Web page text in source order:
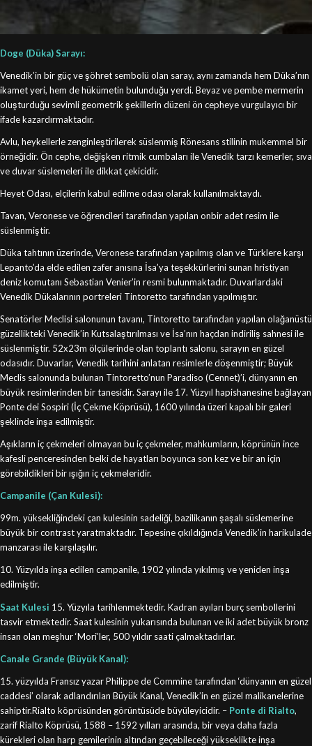
Doge (Düka) Sarayı:
Venedik’in bir güç ve şöhret sembolü olan saray, aynı zamanda hem Düka’nın
ikamet yeri, hem de hükümetin bulunduğu yerdi. Beyaz ve pembe mermerin
oluşturduğu sevimli geometrik şekillerin düzeni ön cepheye vurgulayıcı bir
ifade kazardırmaktadır.
Avlu, heykellerle zenginleştirilerek süslenmiş Rönesans stilinin mukemmel bir
örneğidir. Ön cephe, değişken ritmik cumbaları ile Venedik tarzı kemerler, sıva
ve duvar süslemeleri ile dikkat çekicidir.
Heyet Odası, elçilerin kabul edilme odası olarak kullanılmaktaydı.
Tavan, Veronese ve öğrencileri tarafından yapılan onbir adet resim ile
süslenmiştir.
Düka tahtının üzerinde, Veronese tarafından yapılmış olan ve Türklere karşı
Lepanto’da elde edilen zafer anısına İsa’ya teşekkürlerini sunan hristiyan
deniz komutanı Sebastian Venier’in resmi bulunmaktadır. Duvarlardaki
Venedik Dükalarının portreleri Tintoretto tarafından yapılmıştır.
Senatörler Meclisi salonunun tavanı, Tintoretto tarafından yapılan olağanüstü
güzellikteki Venedik’in Kutsalaştırılması ve İsa’nın haçdan indiriliş sahnesi ile
süslenmiştir. 52x23m ölçülerinde olan toplantı salonu, sarayın en güzel
odasıdır. Duvarlar, Venedik tarihini anlatan resimlerle döşenmiştir; Büyük
Meclis salonunda bulunan Tintoretto’nun Paradiso (Cennet)’i, dünyanın en
büyük resimlerinden bir tanesidir. Sarayı ile 17. Yüzyıl hapishanesine bağlayan
Ponte dei Sospiri (İç Çekme Köprüsü), 1600 yılında üzeri kapalı bir galeri
şeklinde inşa edilmiştir.
Aşıkların iç çekmeleri olmayan bu iç çekmeler, mahkumların, köprünün ince
kafesli penceresinden belki de hayatları boyunca son kez ve bir an için
görebildikleri bir ışığın iç çekmeleridir.
Campanile (Çan Kulesi):
99m. yüksekliğindeki çan kulesinin sadeliği, bazilikanın şaşalı süslemerine
büyük bir contrast yaratmaktadır. Tepesine çıkıldığında Venedik’in harikulade
manzarası ile karşılaşılır.
10. Yüzyılda inşa edilen campanile, 1902 yılında yıkılmış ve yeniden inşa
edilmiştir.
Saat Kulesi 15. Yüzyıla tarihlenmektedir. Kadran ayıları burç sembollerini
tasvir etmektedir. Saat kulesinin yukarısında bulunan ve iki adet büyük bronz
insan olan meşhur ‘Mori’ler, 500 yıldır saati çalmaktadırlar.
Canale Grande (Büyük Kanal):
15. yüzyılda Fransız yazar Philippe de Commine tarafından ‘dünyanın en güzel
caddesi’ olarak adlandırılan Büyük Kanal, Venedik’in en güzel malikanelerine
sahiptir.Rialto köprüsünden görüntüsüde büyüleyicidir. – Ponte di Rialto,
zarif Rialto Köprüsü, 1588 – 1592 yılları arasında, bir veya daha fazla
kürekleri olan harp gemilerinin altından geçebileceği yükseklikte inşa